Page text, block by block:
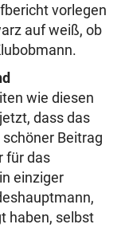
vorlegen
auf weiß, ob
wie diesen
dass das
Beitrag
für das
einziger
haben, selbst